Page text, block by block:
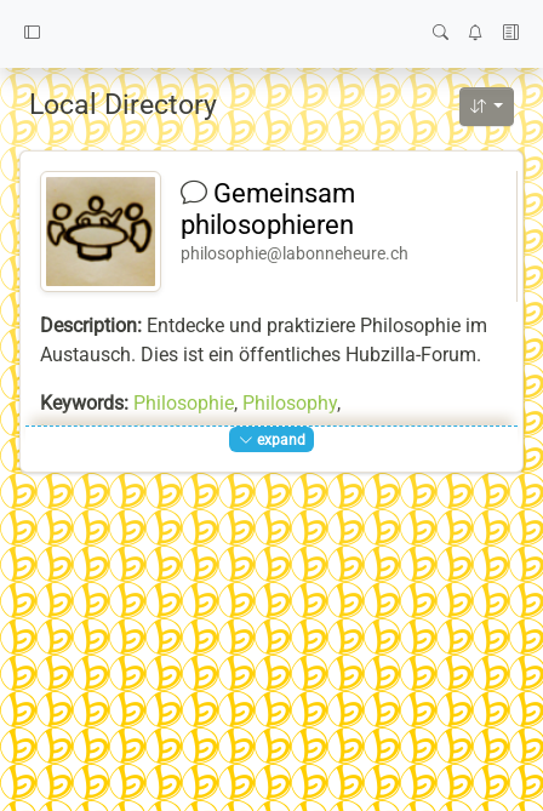
Local Directory
Gemeinsam
philosophieren
philosophie@labonneheure.ch
Description: Entdecke und praktiziere Philosophie im
Austausch. Dies ist ein öffentliches Hubzilla-Forum.
Keywords: Philosophie, Philosophy,
Interkultureller_Austausch,Intercultural_exchange,
expand